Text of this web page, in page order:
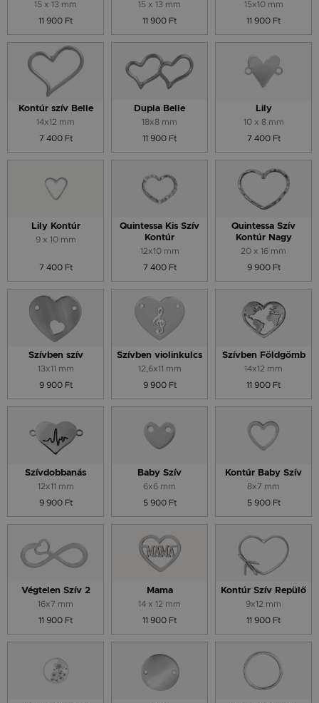
15 x 13 mm
11 900 Ft
15 x 13 mm
11 900 Ft
15x10 mm
11 900 Ft
Kontúr szív Belle
14x12 mm
7 400 Ft
Dupla Belle
18x8 mm
11 900 Ft
Lily
10 x 8 mm
7 400 Ft
Lily Kontúr
9 x 10 mm
7 400 Ft
Quintessa Kis Szív
Kontúr
12x10 mm
7 400 Ft
Quintessa Szív
Kontúr Nagy
20 x 16 mm
9 900 Ft
Szívben szív
13x11 mm
9 900 Ft
Szívben violinkulcs
12,6x11 mm
9 900 Ft
Szívben Földgömb
14x12 mm
11 900 Ft
Szívdobbanás
12x11 mm
9 900 Ft
Baby Szív
6x6 mm
5 900 Ft
Kontúr Baby Szív
8x7 mm
5 900 Ft
Végtelen Szív 2
16x7 mm
11 900 Ft
Mama
14 x 12 mm
11 900 Ft
Kontúr Szív Repülő
9x12 mm
11 900 Ft